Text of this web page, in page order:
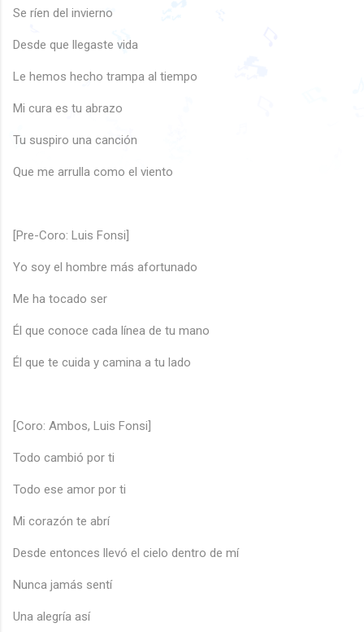
Se ríen del invierno
Desde que llegaste vida
Le hemos hecho trampa al tiempo
Mi cura es tu abrazo
Tu suspiro una canción
Que me arrulla como el viento
[Pre-Coro: Luis Fonsi]
Yo soy el hombre más afortunado
Me ha tocado ser
Él que conoce cada línea de tu mano
Él que te cuida y camina a tu lado
[Coro: Ambos, Luis Fonsi]
Todo cambió por ti
Todo ese amor por ti
Mi corazón te abrí
Desde entonces llevó el cielo dentro de mí
Nunca jamás sentí
Una alegría así
♫ 🎶
🎶
♪
♪
♪
♩
♫ 🎶
🎶
🎶
♪
🎶
🎵
♪